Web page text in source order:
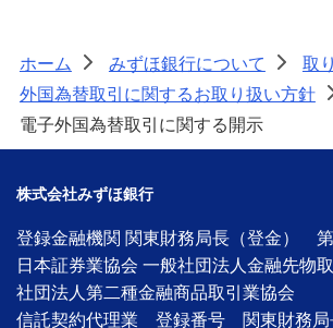
ホーム > みずほ銀行について > 取
外国為替取引に関するお取り扱い方針
電子外国為替取引に関する開示
株式会社みずほ銀行
登録金融機関 関東財務局長（登金）
日本証券業協会 一般社団法人金融先物
社団法人第二種金融商品取引業協会
信託契約代理業 登録番号 関東財務局